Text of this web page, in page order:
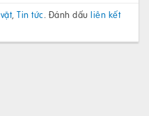
,Tin tức. Đánh dấuliên kết